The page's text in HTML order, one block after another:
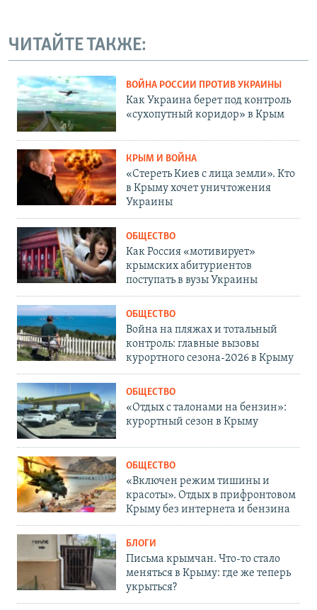
ЧИТАЙТЕ ТАКЖЕ:
ВОЙНА РОССИИ ПРОТИВ УКРАИНЫ
Как Украина берет под контроль
«сухопутный коридор» в Крым
КРЫМ И ВОЙНА
«Стереть Киев с лица земли». Кто
в Крыму хочет уничтожения
Украины
ОБЩЕСТВО
Как Россия «мотивирует»
крымских абитуриентов
поступать в вузы Украины
ОБЩЕСТВО
Война на пляжах и тотальный
контроль: главные вызовы
курортного сезона-2026 в Крыму
ОБЩЕСТВО
«Отдых с талонами на бензин»:
курортный сезон в Крыму
ОБЩЕСТВО
«Включен режим тишины и
красоты». Отдых в прифронтовом
Крыму без интернета и бензина
БЛОГИ
Письма крымчан. Что-то стало
меняться в Крыму: где же теперь
укрыться?